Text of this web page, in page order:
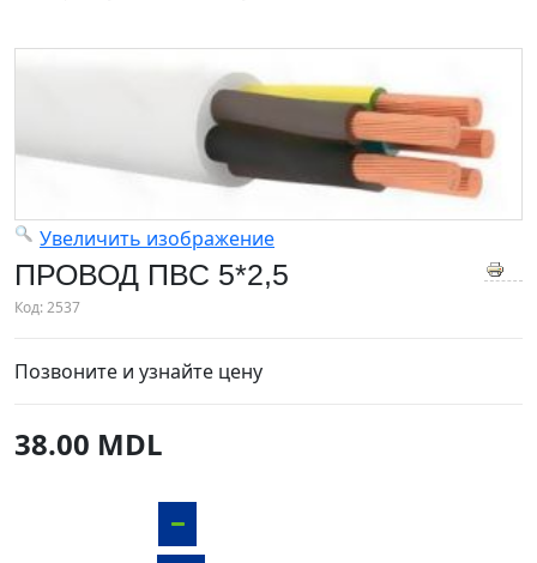
Увеличить изображение
ПРОВОД ПВС 5*2,5
Код:2537
Позвоните и узнайте цену
38.00 MDL